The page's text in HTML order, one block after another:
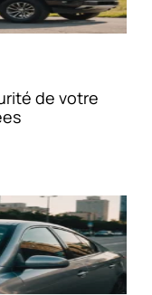
de votre